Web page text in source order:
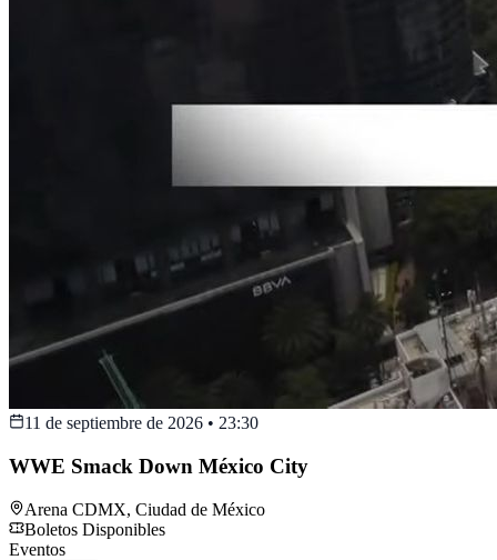
11 de septiembre de 2026 • 23:30
WWE Smack Down México City
Arena CDMX, Ciudad de México
Boletos Disponibles
Eventos